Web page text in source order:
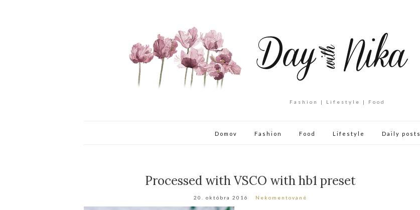
Fashion | Lifestyle | Food
Domov Fashion Food Lifestyle Daily posts
Processed with VSCO with hb1 preset
20. októbra 2016 Nekomentované